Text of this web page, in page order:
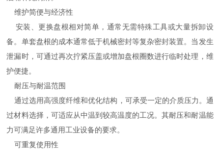
维护简便与经济性
安装、更换盘根相对简单，通常无需特殊工具或大量拆卸设
备。单套盘根的成本通常低于机械密封等复杂密封装置。当发生
泄漏时，可通过再次拧紧压盖或增加盘根圈数进行临时处理，维
护便捷。
耐压与耐温范围
通过选用高强度纤维和优化结构，可承受一定的介质压力。通
过材料选择，可适应从中温到较高温度的工况。其耐压和耐温能
力可满足许多通用工业设备的要求。
可重复使用性